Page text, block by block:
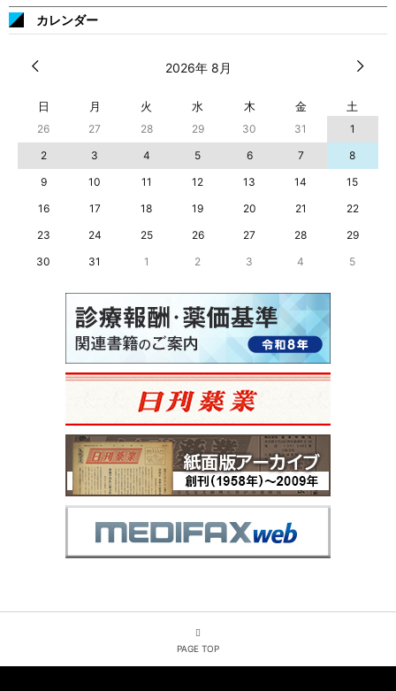
カレンダー
2026年 8月
日 月 火 水 木 金 土
26 27 28 29 30 31
1
2
3 4 5 6 7
8
9
10 11 12 13 14
15
16
17 18 19 20 21
22
23
24 25 26 27 28
29
30
31 1 2 3 4 5
PAGE TOP